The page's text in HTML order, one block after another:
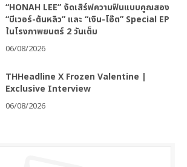
“HONAH LEE” จัดเสิร์ฟความฟินแบบคูณสอง
“บีเวอร์-ต้นหลิว” และ “เงิน-โอ๊ต” Special EP
ในโรงภาพยนตร์ 2 วันเต็ม
06/08/2026
THHeadline X Frozen Valentine |
Exclusive Interview
06/08/2026